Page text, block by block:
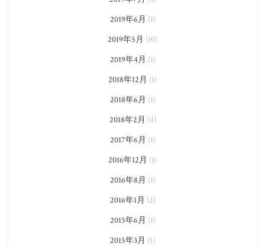
2019年6月 (1)
2019年5月 (10)
2019年4月 (1)
2018年12月 (1)
2018年6月 (1)
2018年2月 (4)
2017年6月 (1)
2016年12月 (1)
2016年8月 (1)
2016年1月 (2)
2015年6月 (1)
2015年3月 (1)